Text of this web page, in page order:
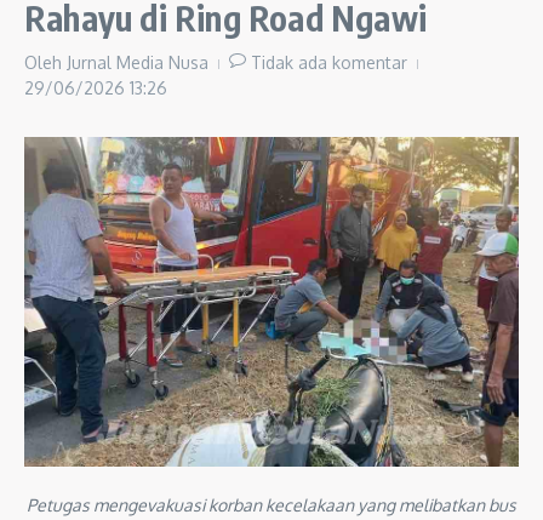
Rahayu di Ring Road Ngawi
Oleh Jurnal Media Nusa
Tidak ada komentar
29/06/2026 13:26
Petugas mengevakuasi korban kecelakaan yang melibatkan bus